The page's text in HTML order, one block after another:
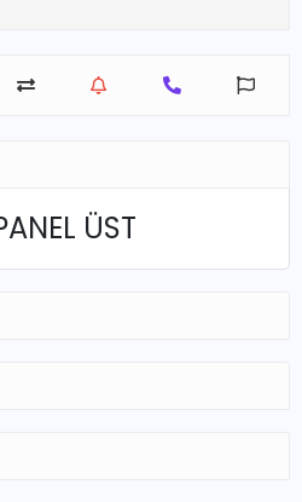
ÜST